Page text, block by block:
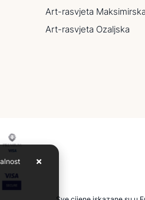
Art-rasvjeta Maksimirska
Art-rasvjeta Ozaljska